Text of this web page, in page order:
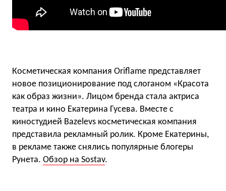
Косметическая компания Oriflame представляет
новое позиционирование под слоганом «Красота
как образ жизни». Лицом бренда стала актриса
театра и кино Екатерина Гусева. Вместе с
киностудией Bazelevs косметическая компания
представила рекламный ролик. Кроме Екатерины,
в рекламе также снялись популярные блогеры
Рунета. Обзор на Sostav.